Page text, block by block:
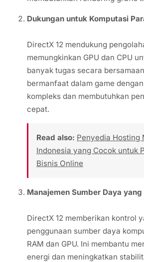
Dukungan untuk Komputasi
DirectX 12 mendukung
memungkinkan GPU dan CPU
banyak tugas secara
bermanfaat dalam game
kompleks dan membutuhkan
cepat.
Read also: Penyedia Hosting
Indonesia yang Cocok untuk
Bisnis Online
Manajemen Sumber Daya
DirectX 12 memberikan kontrol
penggunaan sumber daya
RAM dan GPU. Ini membantu
energi dan meningkatkan